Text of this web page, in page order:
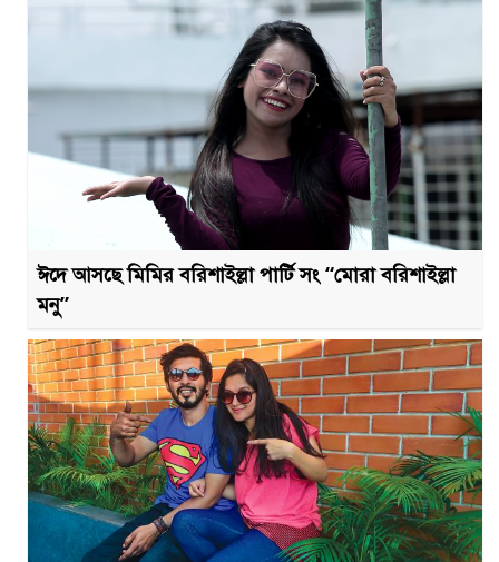
ঈদে আসছে মিমির বরিশাইল্লা পার্টি সং “মোরা বরিশাইল্লা
মনু”